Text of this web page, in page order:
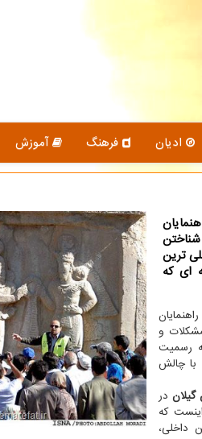
ادیان فرهنگ آموزش
ترین
ای که
و
رسمیت
با چالش
گیلان در
که
داخلی،